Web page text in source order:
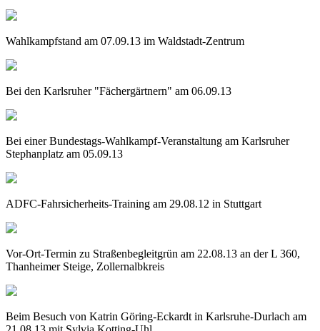
Wahlkampfstand am 07.09.13 im Waldstadt-Zentrum
Bei den Karlsruher "Fächergärtnern" am 06.09.13
Bei einer Bundestags-Wahlkampf-Veranstaltung am Karlsruher
Stephanplatz am 05.09.13
ADFC-Fahrsicherheits-Training am 29.08.12 in Stuttgart
Vor-Ort-Termin zu Straßenbegleitgrün am 22.08.13 an der L 360,
Thanheimer Steige, Zollernalbkreis
Beim Besuch von Katrin Göring-Eckardt in Karlsruhe-Durlach am